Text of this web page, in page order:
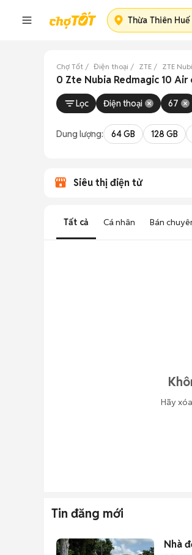
Thừa Thiên Huế
Chợ Tốt Điện thoại ZTE ZTE
0 Zte Nubia Redmagic 10 Air
Lọc Điện thoại 67
Dung lượng: 64 GB 128 GB
Siêu thị điện tử
Tất cả Cá nhân Bán
Hãy
Tin đăng mới
Nhà